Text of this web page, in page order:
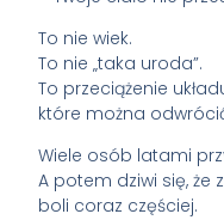
To nie wiek.
To nie „taka uroda”.
To przeciążenie
które można
Wiele osób latami
A potem dziwi się, że
boli coraz częściej.